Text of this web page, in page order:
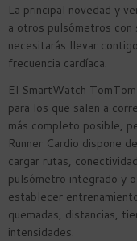
La principal novedad y
a otros pulsómetros con
necesitarás llevar
frecuencia cardíaca.
El SmartWatch
para los que salen a
más completo posible,
Runner Cardio dispone
cargar rutas,
pulsómetro integrado y
establecer
quemadas, distancias,
intensidades.